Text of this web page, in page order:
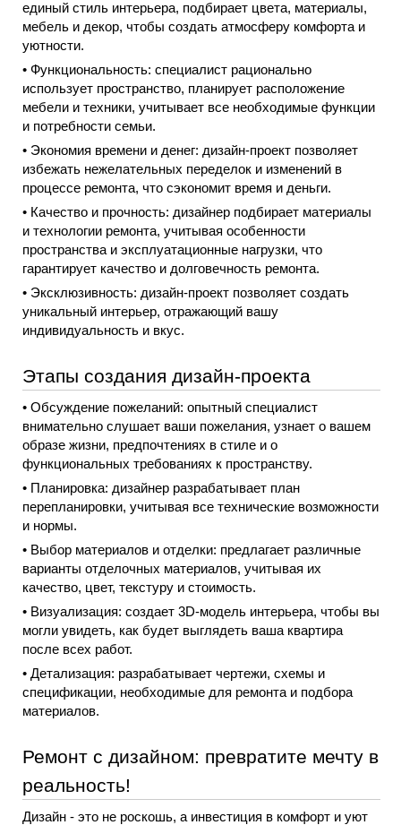
единый стиль интерьера, подбирает цвета, материалы,
мебель и декор, чтобы создать атмосферу комфорта и
уютности.
• Функциональность: специалист рационально
использует пространство, планирует расположение
мебели и техники, учитывает все необходимые функции
и потребности семьи.
• Экономия времени и денег: дизайн-проект позволяет
избежать нежелательных переделок и изменений в
процессе ремонта, что сэкономит время и деньги.
• Качество и прочность: дизайнер подбирает материалы
и технологии ремонта, учитывая особенности
пространства и эксплуатационные нагрузки, что
гарантирует качество и долговечность ремонта.
• Эксклюзивность: дизайн-проект позволяет создать
уникальный интерьер, отражающий вашу
индивидуальность и вкус.
Этапы создания дизайн-проекта
• Обсуждение пожеланий: опытный специалист
внимательно слушает ваши пожелания, узнает о вашем
образе жизни, предпочтениях в стиле и о
функциональных требованиях к пространству.
• Планировка: дизайнер разрабатывает план
перепланировки, учитывая все технические возможности
и нормы.
• Выбор материалов и отделки: предлагает различные
варианты отделочных материалов, учитывая их
качество, цвет, текстуру и стоимость.
• Визуализация: создает 3D-модель интерьера, чтобы вы
могли увидеть, как будет выглядеть ваша квартира
после всех работ.
• Детализация: разрабатывает чертежи, схемы и
спецификации, необходимые для ремонта и подбора
материалов.
Ремонт с дизайном: превратите мечту в
реальность!
Дизайн - это не роскошь, а инвестиция в комфорт и уют